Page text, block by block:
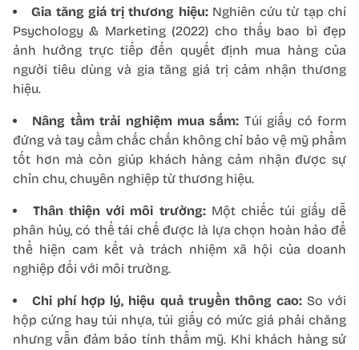
Gia tăng giá trị thương hiệu:Nghiên cứu từ tạp chí
Psychology & Marketing (2022) cho thấy bao bì đẹp
ảnh hưởng trực tiếp đến quyết định mua hàng của
người tiêu dùng và gia tăng giá trị cảm nhận thương
hiệu.
Nâng tầm trải nghiệm mua sắm: Túi giấy có form
đứng và tay cầm chắc chắn không chỉ bảo vệ mỹ phẩm
tốt hơn mà còn giúp khách hàng cảm nhận được sự
chỉn chu, chuyên nghiệp từ thương hiệu.
Thân thiện với môi trường:Một chiếc túi giấy dễ
phân hủy, có thể tái chế được là lựa chọn hoàn hảo để
thể hiện cam kết và trách nhiệm xã hội của doanh
nghiệp đối với môi trường.
Chi phí hợp lý, hiệu quả truyền thông cao:So với
hộp cứng hay túi nhựa, túi giấy có mức giá phải chăng
nhưng vẫn đảm bảo tính thẩm mỹ. Khi khách hàng sử